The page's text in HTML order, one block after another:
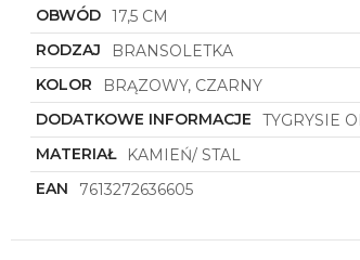
OBWÓD 17,5 CM
RODZAJ
BRANSOLETKA
KOLOR
BRĄZOWY, CZARNY
DODATKOWE INFORMACJE
TYGRYSIE
MATERIAŁ
KAMIEŃ/ STAL
EAN
7613272636605